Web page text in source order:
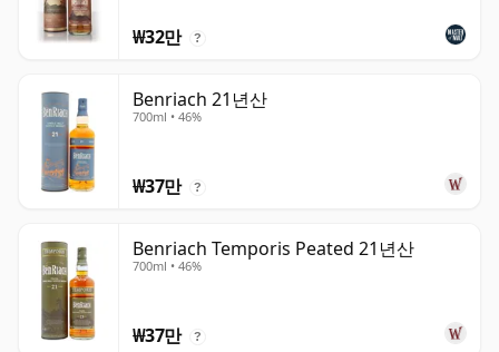
₩32만 ?
Benriach 21년산
700ml • 46%
₩37만 ?
Benriach Temporis Peated 21년산
700ml • 46%
₩37만 ?